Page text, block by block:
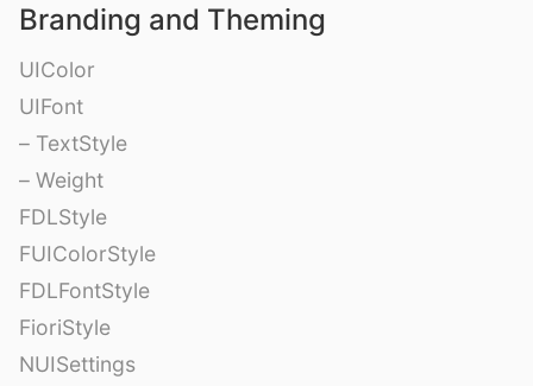
Branding and Theming
UIColor
UIFont
– TextStyle
– Weight
FDLStyle
FUIColorStyle
FDLFontStyle
FioriStyle
NUISettings